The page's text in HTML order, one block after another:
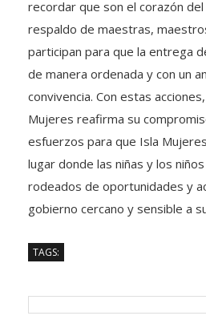
recordar que son el corazón del
respaldo de maestras,
participan para que la entrega
de manera ordenada y con un
convivencia. Con estas
Mujeres reafirma su
esfuerzos para que Isla
lugar donde las niñas y los
rodeados de oportunidades y
gobierno cercano y sensible a
TAGS: